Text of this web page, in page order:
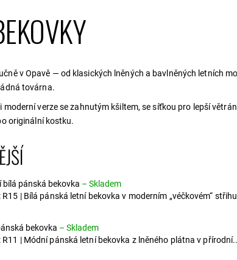
v Opavě — od klasických lněných a bavlněných letních
továrna.
moderní verze se zahnutým kšiltem, se síťkou pro lepší
originální kostku.
bílá pánská bekovka – Skladem
R15 | Bílá pánská letní bekovka v moderním „véčkovém“
bekovka – Skladem
R11 | Módní pánská letní bekovka z lněného plátna v